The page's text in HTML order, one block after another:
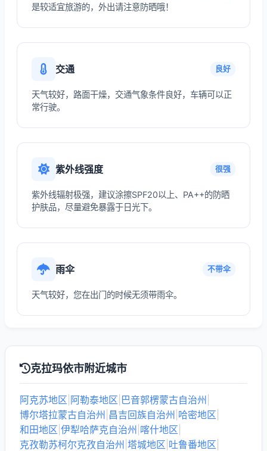
是较适宜旅游的，外出请注意防晒哦！
交通 良好
天气较好，路面干燥，交通气象条件良好，车辆可以正
常行驶。
紫外线强度 很强
紫外线辐射极强，建议涂擦SPF20以上、PA++的防晒
护肤品，尽量避免暴露于日光下。
雨伞 不带伞
天气较好，您在出门的时候无须带雨伞。
克拉玛依市附近城市
阿克苏地区 阿勒泰地区 巴音郭楞蒙古自治州
博尔塔拉蒙古自治州 昌吉回族自治州 哈密地区
和田地区 伊犁哈萨克自治州 喀什地区
克孜勒苏柯尔克孜自治州 塔城地区 吐鲁番地区